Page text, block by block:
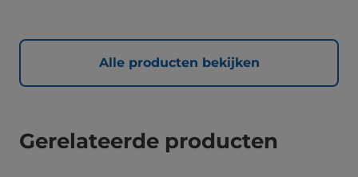
Alle producten bekijken
Gerelateerde producten